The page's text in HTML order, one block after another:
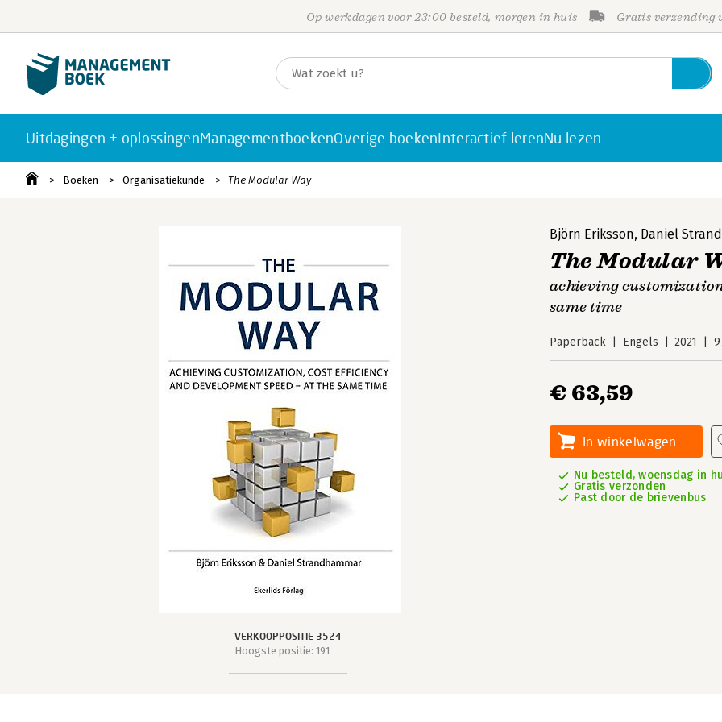
Op werkdagen voor 23:00 besteld, morgen in huis Gratis verzending
Uitdagingen + oplossingenManagementboekenOverige boekenInteractief lerenNu lezen
Boeken Organisatiekunde The Modular Way
VERKOOPPOSITIE 3524
Hoogste positie: 191
Björn Eriksson, Daniel
The Modular
achieving
same time
Paperback Engels 2021
€ 63,59
In winkelwagen
Nu besteld, woensdag in
Gratis verzonden
Past door de brievenbus